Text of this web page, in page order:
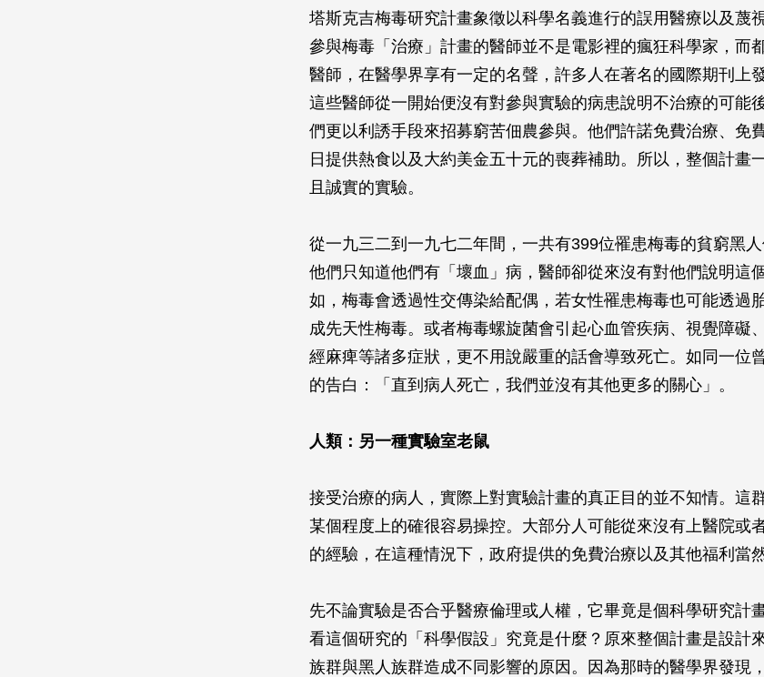
塔斯克吉梅毒研究計畫象徵以科學名義進行的誤用醫療以及蔑
參與梅毒「治療」計畫的醫師並不是電影裡的瘋狂科學家，而
醫師，在醫學界享有一定的名聲，許多人在著名的國際期刊上
這些醫師從一開始便沒有對參與實驗的病患說明不治療的可能
們更以利誘手段來招募窮苦佃農參與。他們許諾免費治療、免
日提供熱食以及大約美金五十元的喪葬補助。所以，整個計畫
且誠實的實驗。
從一九三二到一九七二年間，一共有399位罹患梅毒的貧窮黑人
他們只知道他們有「壞血」病，醫師卻從來沒有對他們說明這
如，梅毒會透過性交傳染給配偶，若女性罹患梅毒也可能透過
成先天性梅毒。或者梅毒螺旋菌會引起心血管疾病、視覺障礙
經麻痺等諸多症狀，更不用說嚴重的話會導致死亡。如同一位
的告白：「直到病人死亡，我們並沒有其他更多的關心」。
人類：另一種實驗室老鼠
接受治療的病人，實際上對實驗計畫的真正目的並不知情。這
某個程度上的確很容易操控。大部分人可能從來沒有上醫院或
的經驗，在這種情況下，政府提供的免費治療以及其他福利當
先不論實驗是否合乎醫療倫理或人權，它畢竟是個科學研究計
看這個研究的「科學假設」究竟是什麼？原來整個計畫是設計
族群與黑人族群造成不同影響的原因。因為那時的醫學界發現